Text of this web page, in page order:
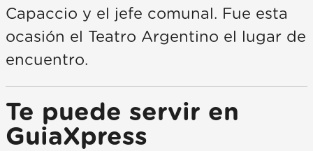
Capaccio y el jefe comunal. Fue esta
ocasión el Teatro Argentino el lugar de
encuentro.
Te puede servir en
GuiaXpress